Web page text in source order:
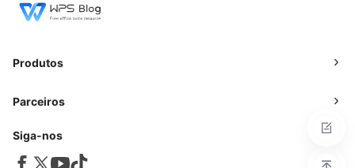
Produtos
Parceiros
Siga-nos